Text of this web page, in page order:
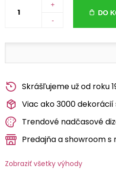
+
-
DO
Skrášľujeme už od roku
Viac ako 3000
Trendové nadčasové
Predajňa a showroom s
Zobraziť všetky výhody